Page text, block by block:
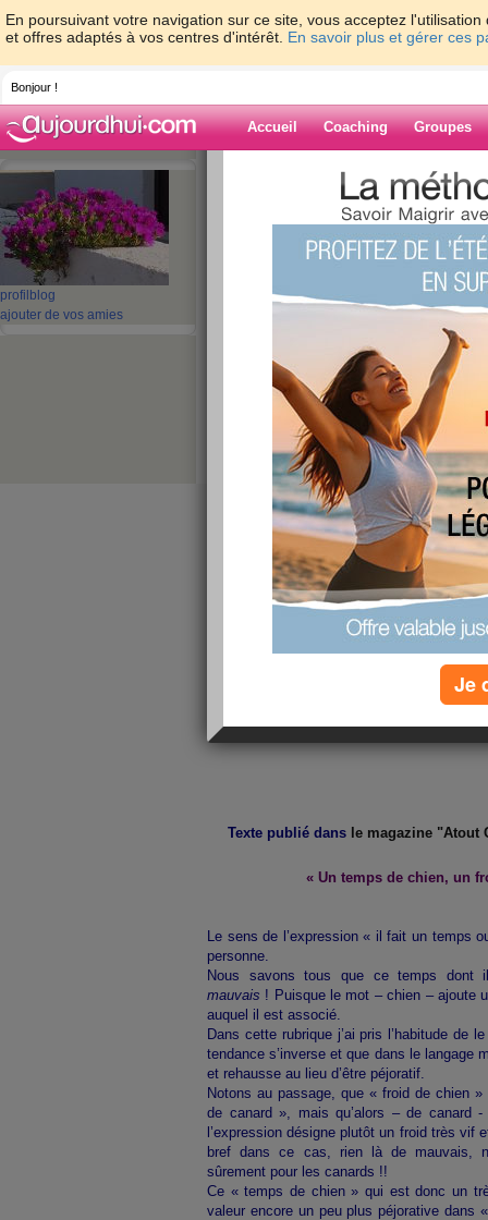
En poursuivant votre navigation sur ce site, vous acceptez
et offres adaptés à vos centres d'intérêt. En savoir plus et gérer ces
Bonjour !
Accueil Coaching Groupes
profil blog
ajouter de vos amies
> > Temps
Blog de
Temps de chien !
Texte publié dans le magazine "Atout
« Un temps de chien, un
Le sens de l’expression « il fait un temps
personne.
Nous savons tous que ce temps dont
mauvais ! Puisque le mot – chien – ajoute
auquel il est associé.
Dans cette rubrique j’ai pris l’habitude de
tendance s’inverse et que dans le langage
et rehausse au lieu d’être péjoratif.
Notons au passage, que « froid de chien
de canard », mais qu’alors – de canard
l’expression désigne plutôt un froid très vif
bref dans ce cas, rien là de mauvais,
sûrement pour les canards !!
Ce « temps de chien » qui est donc un
valeur encore un peu plus péjorative dans
Je